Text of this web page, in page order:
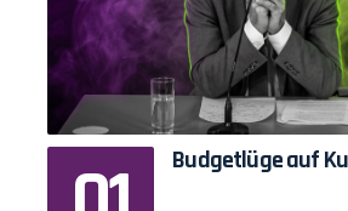
Budgetlüge auf